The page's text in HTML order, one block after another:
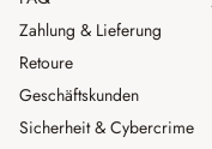
Zahlung & Lieferung
Retoure
Geschäftskunden
Sicherheit & Cybercrime